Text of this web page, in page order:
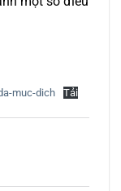
muc-dich
Tải